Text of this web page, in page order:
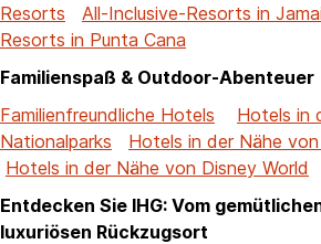
Resorts
All-Inclusive-Resorts in
Resorts in Punta Cana
Familienspaß & Outdoor-Abenteuer
Familienfreundliche Hotels
Hotels in
Nationalparks
Hotels in der Nähe
Hotels in der Nähe von Disney World
Entdecken Sie IHG: Vom
luxuriösen Rückzugsort